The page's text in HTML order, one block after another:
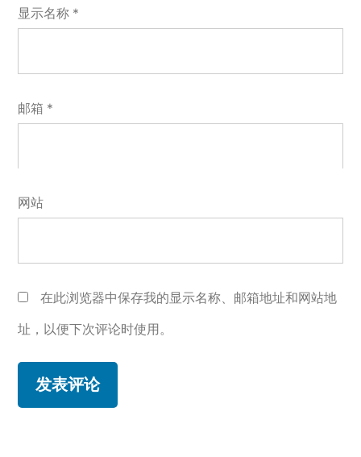
显示名称 *
邮箱 *
网站
在此浏览器中保存我的显示名称、邮箱地址和网站地
址，以便下次评论时使用。